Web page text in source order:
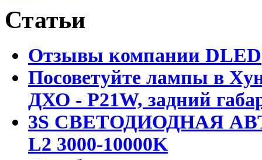
Статьи
Отзывы компании DLED
Посоветуйте лампы в
ДХО - P21W, задний
3S СВЕТОДИОДНАЯ
L2 3000-10000K